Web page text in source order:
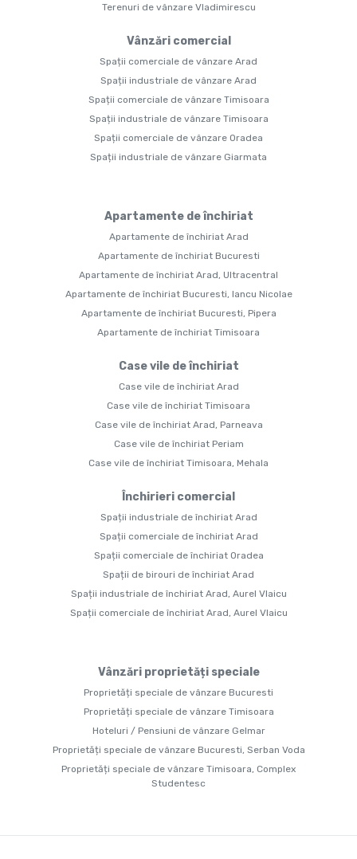
Terenuri de vânzare Vladimirescu
Vânzări comercial
Spații comerciale de vânzare Arad
Spații industriale de vânzare Arad
Spații comerciale de vânzare Timisoara
Spații industriale de vânzare Timisoara
Spații comerciale de vânzare Oradea
Spații industriale de vânzare Giarmata
Apartamente de închiriat
Apartamente de închiriat Arad
Apartamente de închiriat Bucuresti
Apartamente de închiriat Arad, Ultracentral
Apartamente de închiriat Bucuresti, Iancu Nicolae
Apartamente de închiriat Bucuresti, Pipera
Apartamente de închiriat Timisoara
Case vile de închiriat
Case vile de închiriat Arad
Case vile de închiriat Timisoara
Case vile de închiriat Arad, Parneava
Case vile de închiriat Periam
Case vile de închiriat Timisoara, Mehala
Închirieri comercial
Spații industriale de închiriat Arad
Spații comerciale de închiriat Arad
Spații comerciale de închiriat Oradea
Spații de birouri de închiriat Arad
Spații industriale de închiriat Arad, Aurel Vlaicu
Spații comerciale de închiriat Arad, Aurel Vlaicu
Vânzări proprietăți speciale
Proprietăți speciale de vânzare Bucuresti
Proprietăți speciale de vânzare Timisoara
Hoteluri / Pensiuni de vânzare Gelmar
Proprietăți speciale de vânzare Bucuresti, Serban Voda
Proprietăți speciale de vânzare Timisoara, Complex
Studentesc